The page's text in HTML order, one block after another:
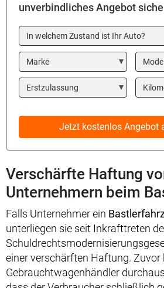
unverbindliches Angebot
In welchem Zustand ist Ihr Auto?
Marke Modell
Year
Jetzt kostenlos Angebot
Verschärfte Haftung
Unternehmern beim
Falls Unternehmer ein
unterliegen sie seit Inkrafttreten
einer verschärften Haftung. Zuvor
Gebrauchtwagenhändler